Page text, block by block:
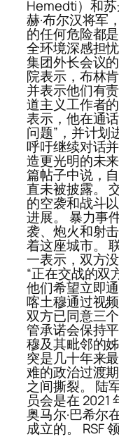
Hemedti）和
赫·布尔汉将军
的任何危险都
全环境深感担
集团外长会议
院表示，布林
并表示他们有
道主义工作者
表示，他在通
问题”，并计划
呼吁继续对话
造更光明的未
篇帖子中说，
直未被披露。
的空袭和战斗
进展。 暴力事
袭、炮火和射
着这座城市。
一表示，双方
“正在交战的双
他们希望立即
喀土穆通过视
双方已同意三
管承诺会保持
穆及其毗邻的
突是几十年来
难的政治过渡
之间撕裂。 陆
员会是在 2021
奥马尔·巴希尔
成立的。 RSF